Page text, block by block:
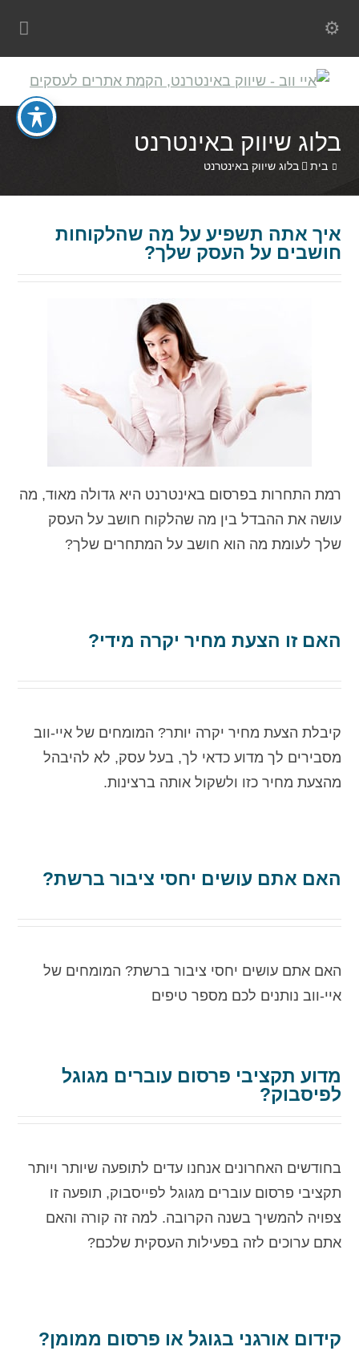
בלוג שיווק באינטרנט
בית בלוג שיווק באינטרנט
איך אתה תשפיע על מה שהלקוחות
חושבים על העסק שלך?
רמת התחרות בפרסום באינטרנט היא גדולה מאוד, מה
עושה את ההבדל בין מה שהלקוח חושב על העסק
שלך לעומת מה הוא חושב על המתחרים שלך?
האם זו הצעת מחיר יקרה מידי?
קיבלת הצעת מחיר יקרה יותר? המומחים של איי-ווב
מסבירים לך מדוע כדאי לך, בעל עסק, לא להיבהל
מהצעת מחיר כזו ולשקול אותה ברצינות.
האם אתם עושים יחסי ציבור ברשת?
האם אתם עושים יחסי ציבור ברשת? המומחים של
איי-ווב נותנים לכם מספר טיפים
מדוע תקציבי פרסום עוברים מגוגל
לפיסבוק?
בחודשים האחרונים אנחנו עדים לתופעה שיותר ויותר
תקציבי פרסום עוברים מגוגל לפייסבוק, תופעה זו
צפויה להמשיך בשנה הקרובה. למה זה קורה והאם
אתם ערוכים לזה בפעילות העסקית שלכם?
קידום אורגני בגוגל או פרסום ממומן?